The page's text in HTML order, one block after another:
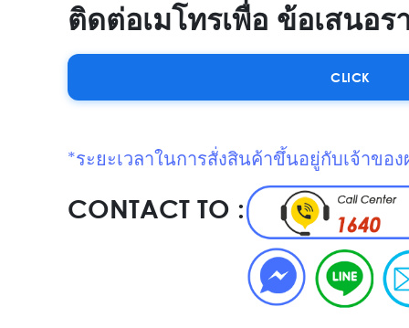
ติดต่อเมโทรเพื่อ ข้อเสนอร
CLICK
*ระยะเวลาในการสั่งสินค้าขึ้นอยู่กับเจ้าข
CONTACT TO :